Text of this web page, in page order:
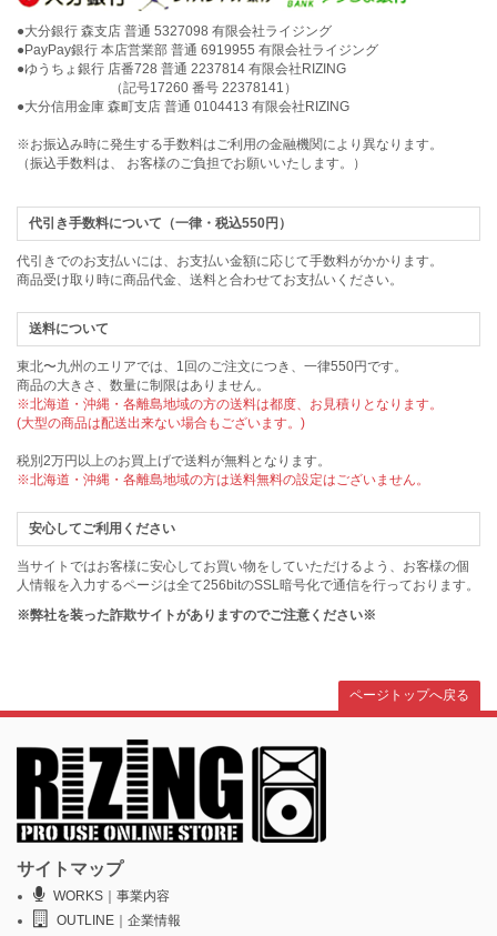
●大分銀行 森支店 普通 5327098 有限会社ライジング
●PayPay銀行 本店営業部 普通 6919955 有限会社ライジング
●ゆうちょ銀行 店番728 普通 2237814 有限会社RIZING
（記号17260 番号 22378141）
●大分信用金庫 森町支店 普通 0104413 有限会社RIZING
※お振込み時に発生する手数料はご利用の金融機関により異なります。
（振込手数料は、 お客様のご負担でお願いいたします。）
代引き手数料について（一律・税込550円）
代引きでのお支払いには、お支払い金額に応じて手数料がかかります。
商品受け取り時に商品代金、送料と合わせてお支払いください。
送料について
東北〜九州のエリアでは、1回のご注文につき、一律550円です。
商品の大きさ、数量に制限はありません。
※北海道・沖縄・各離島地域の方の送料は都度、お見積りとなります。
(大型の商品は配送出来ない場合もございます。)
税別2万円以上のお買上げで送料が無料となります。
※北海道・沖縄・各離島地域の方は送料無料の設定はございません。
安心してご利用ください
当サイトではお客様に安心してお買い物をしていただけるよう、お客様の個
人情報を入力するページは全て256bitのSSL暗号化で通信を行っております。
※弊社を装った詐欺サイトがありますのでご注意ください※
ページトップへ戻る
サイトマップ
WORKS｜事業内容
OUTLINE｜企業情報